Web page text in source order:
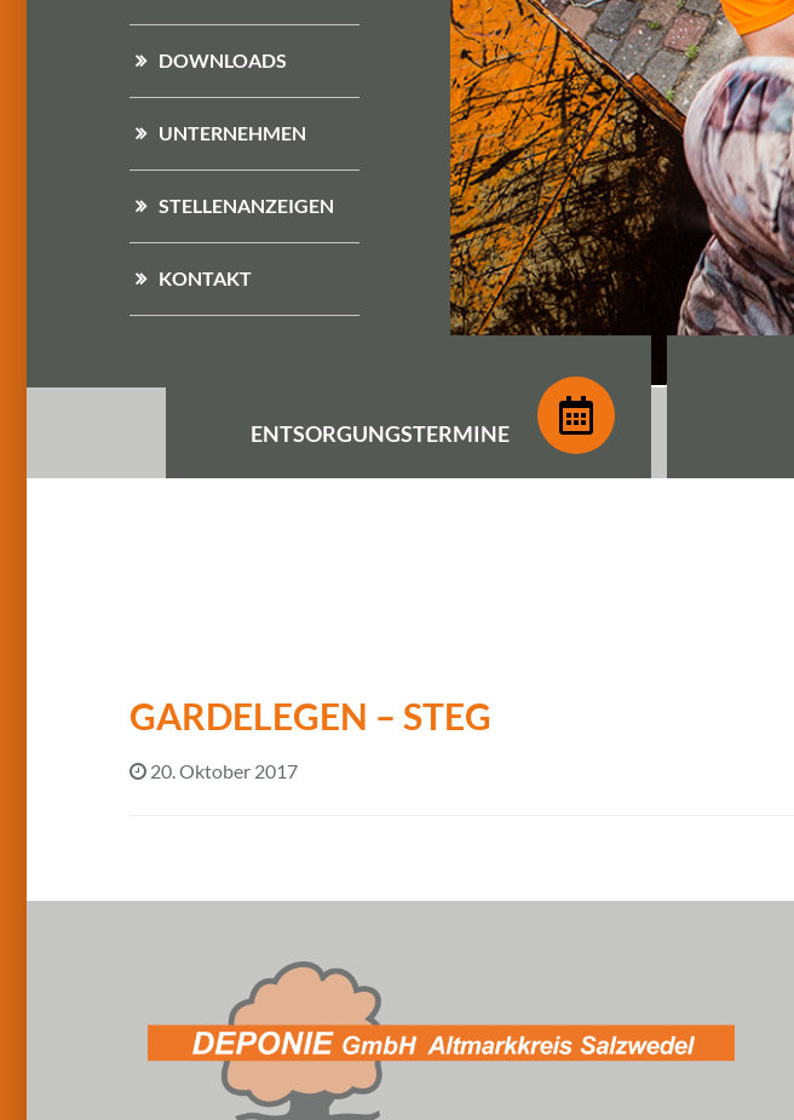
DOWNLOADS
UNTERNEHMEN
STELLENANZEIGEN
KONTAKT
ENTSORGUNGSTERMINE
GARDELEGEN – STEG
20. Oktober 2017